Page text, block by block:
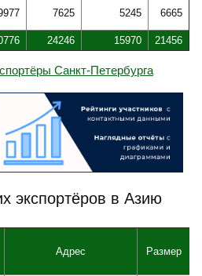
7625 5245 6665
24246 15970 21456
Санкт-Петербурга
экспортёров в Азию
Адрес Размер